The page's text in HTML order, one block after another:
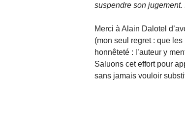
suspendre son jugement.
Merci à Alain Dalotel
(mon seul regret : que
honnêteté : l’auteur y
Saluons cet effort pour
sans jamais vouloir